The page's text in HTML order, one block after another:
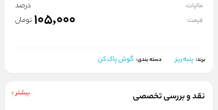
مالیات: درصد
قیمت: 105,000 تومان
برند: پنبه ریز دسته بندی: گوش پاک کن
نقد و بررسی تخصصی بیشتر